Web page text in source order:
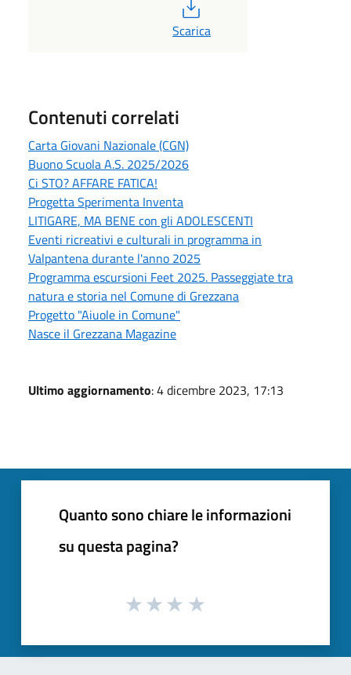
Scarica
Contenuti correlati
Carta Giovani Nazionale (CGN)
Buono Scuola A.S. 2025/2026
Ci STO? AFFARE FATICA!
Progetta Sperimenta Inventa
LITIGARE, MA BENE con gli ADOLESCENTI
Eventi ricreativi e culturali in programma in
Valpantena durante l'anno 2025
Programma escursioni Feet 2025. Passeggiate tra
natura e storia nel Comune di Grezzana
Progetto "Aiuole in Comune"
Nasce il Grezzana Magazine
Ultimo aggiornamento: 4 dicembre 2023, 17:13
Quanto sono chiare le informazioni
su questa pagina?